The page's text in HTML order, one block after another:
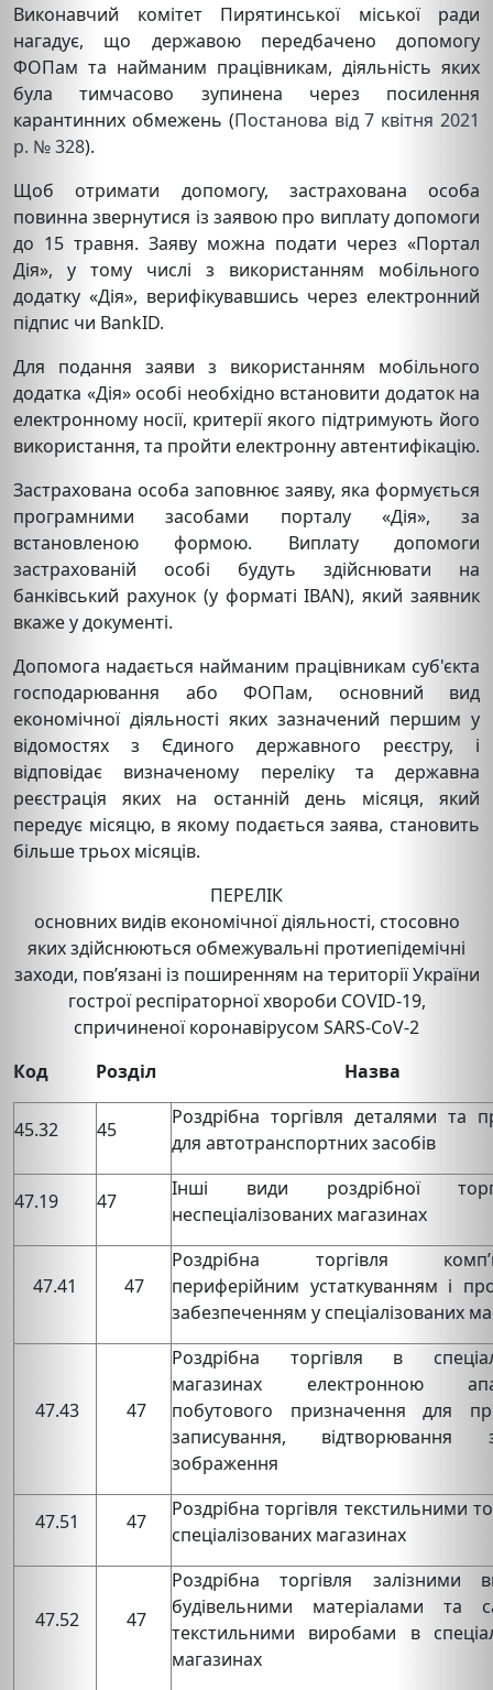
Виконавчий комітет Пирятинської міської ради
нагадує, що державою передбачено допомогу
ФОПам та найманим працівникам, діяльність яких
була тимчасово зупинена через посилення
карантинних обмежень (Постанова від 7 квітня 2021
р. № 328).
Щоб отримати допомогу, застрахована особа
повинна звернутися із заявою про виплату допомоги
до 15 травня. Заяву можна подати через «Портал
Дія», у тому числі з використанням мобільного
додатку «Дія», верифікувавшись через електронний
підпис чи BankID.
Для подання заяви з використанням мобільного
додатка «Дія» особі необхідно встановити додаток на
електронному носії, критерії якого підтримують його
використання, та пройти електронну автентифікацію.
Застрахована особа заповнює заяву, яка формується
програмними засобами порталу «Дія», за
встановленою формою. Виплату допомоги
застрахованій особі будуть здійснювати на
банківський рахунок (у форматі IBAN), який заявник
вкаже у документі.
Допомога надається найманим працівникам суб'єкта
господарювання або ФОПам, основний вид
економічної діяльності яких зазначений першим у
відомостях з Єдиного державного реєстру, і
відповідає визначеному переліку та державна
реєстрація яких на останній день місяця, який
передує місяцю, в якому подається заява, становить
більше трьох місяців.
ПЕРЕЛІК
основних видів економічної діяльності, стосовно
яких здійснюються обмежувальні протиепідемічні
заходи, пов’язані із поширенням на території України
гострої респіраторної хвороби COVID-19,
спричиненої коронавірусом SARS-CoV-2
Код
Розділ Назва
45.32 45
Роздрібна торгівля деталями та
для автотранспортних засобів
47.19 47
Інші види роздрібної
неспеціалізованих магазинах
47.41 47
Роздрібна торгівля
периферійним устаткуванням і
забезпеченням у спеціалізованих
47.43 47
Роздрібна торгівля в
магазинах електронною
побутового призначення для
записування, відтворювання
зображення
47.51 47
Роздрібна торгівля текстильними
спеціалізованих магазинах
47.52 47
Роздрібна торгівля залізними
будівельними матеріалами та
текстильними виробами в
магазинах